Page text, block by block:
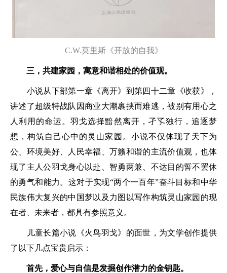
C.W.莫里斯《开放的自我》
三，共建家园，寓意和谐相处的价值观。
小说从下部第一章《离开》到第四十二章《收获》，
讲述了超级特战队因商业大潮裹挟而难逃，被别有用心之
人利用的命运。羽戈选择黯然离开，孑孓独行，追逐梦
想，构筑自己心中的灵山家园。小说不仅体现了天下为
公、环境美好、人民幸福、万籁和谐的主流价值观，也体
现了主人公羽戈身心以赴、智勇两兼、不达目的誓不罢休
的勇气和能力。这对于实现“两个一百年”奋斗目标和中华
民族伟大复兴的中国梦以及力图以写作构筑灵山家园的现
在者、未来者，都具有参照意义。
儿童长篇小说《火鸟羽戈》的面世，为文学创作提供
了以下几点宝贵启示：
首先，爱心与自信是发掘创作潜力的金钥匙。